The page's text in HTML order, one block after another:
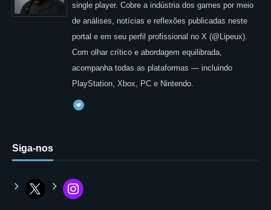
single player. Cobre a indústria dos games por meio
de análises, notícias e reflexões publicadas neste
portal e em seu perfil profissional no X (@Lipeux).
Com olhar crítico e abordagem equilibrada,
acompanha todas as plataformas — incluindo
PlayStation, Xbox, PC e Nintendo.
Siga-nos